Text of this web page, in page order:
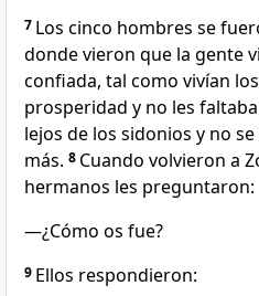
7 Los cinco hombres se
donde vieron que la gente
confiada, tal como vivían
prosperidad y no les
lejos de los sidonios y no
más. 8 Cuando volvieron a
hermanos les preguntaron:
―¿Cómo os fue?
9 Ellos respondieron: